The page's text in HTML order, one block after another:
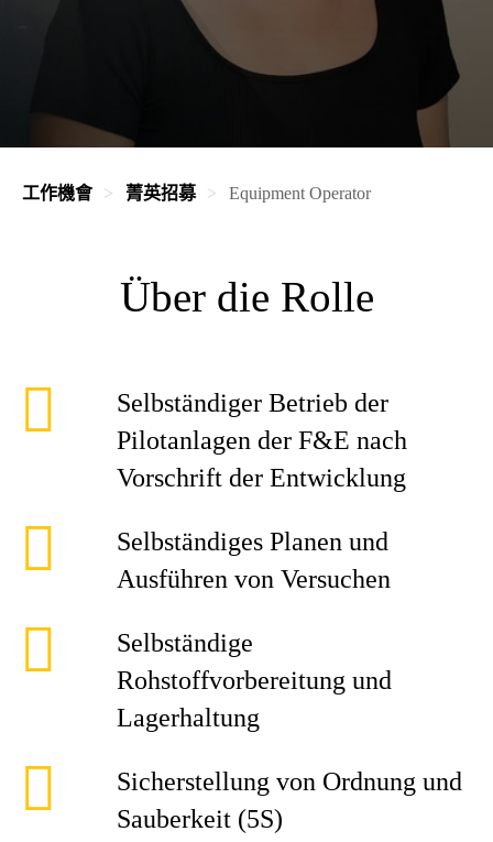
工作機會 菁英招募 Equipment Operator
Über die Rolle
Selbständiger Betrieb der
Pilotanlagen der F&E nach
Vorschrift der Entwicklung
Selbständiges Planen und
Ausführen von Versuchen
Selbständige
Rohstoffvorbereitung und
Lagerhaltung
Sicherstellung von Ordnung und
Sauberkeit (5S)